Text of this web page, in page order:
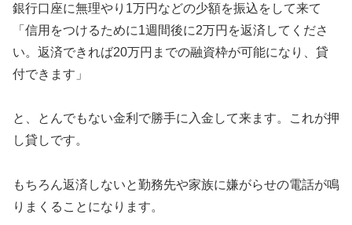
銀行口座に無理やり1万円などの少額を振込をして来て
「信用をつけるために1週間後に2万円を返済してくださ
い。返済できれば20万円までの融資枠が可能になり、貸
付できます」
と、とんでもない金利で勝手に入金して来ます。これが押
し貸しです。
もちろん返済しないと勤務先や家族に嫌がらせの電話が鳴
りまくることになります。